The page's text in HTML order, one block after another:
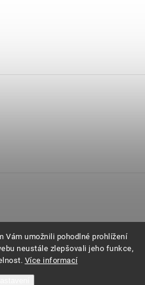
Vám umožnili pohodlné prohlížení
neustále zlepšovali jeho funkce,
Více informací
Fytos. Všechna práva vyhrazena.